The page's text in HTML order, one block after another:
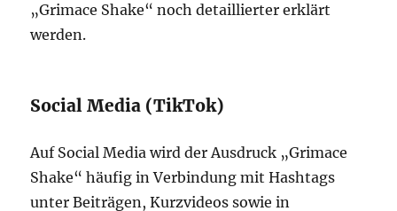
„Grimace Shake“ noch detaillierter erklärt
werden.
Social Media (TikTok)
Auf Social Media wird der Ausdruck „Grimace
Shake“ häufig in Verbindung mit Hashtags
unter Beiträgen, Kurzvideos sowie in